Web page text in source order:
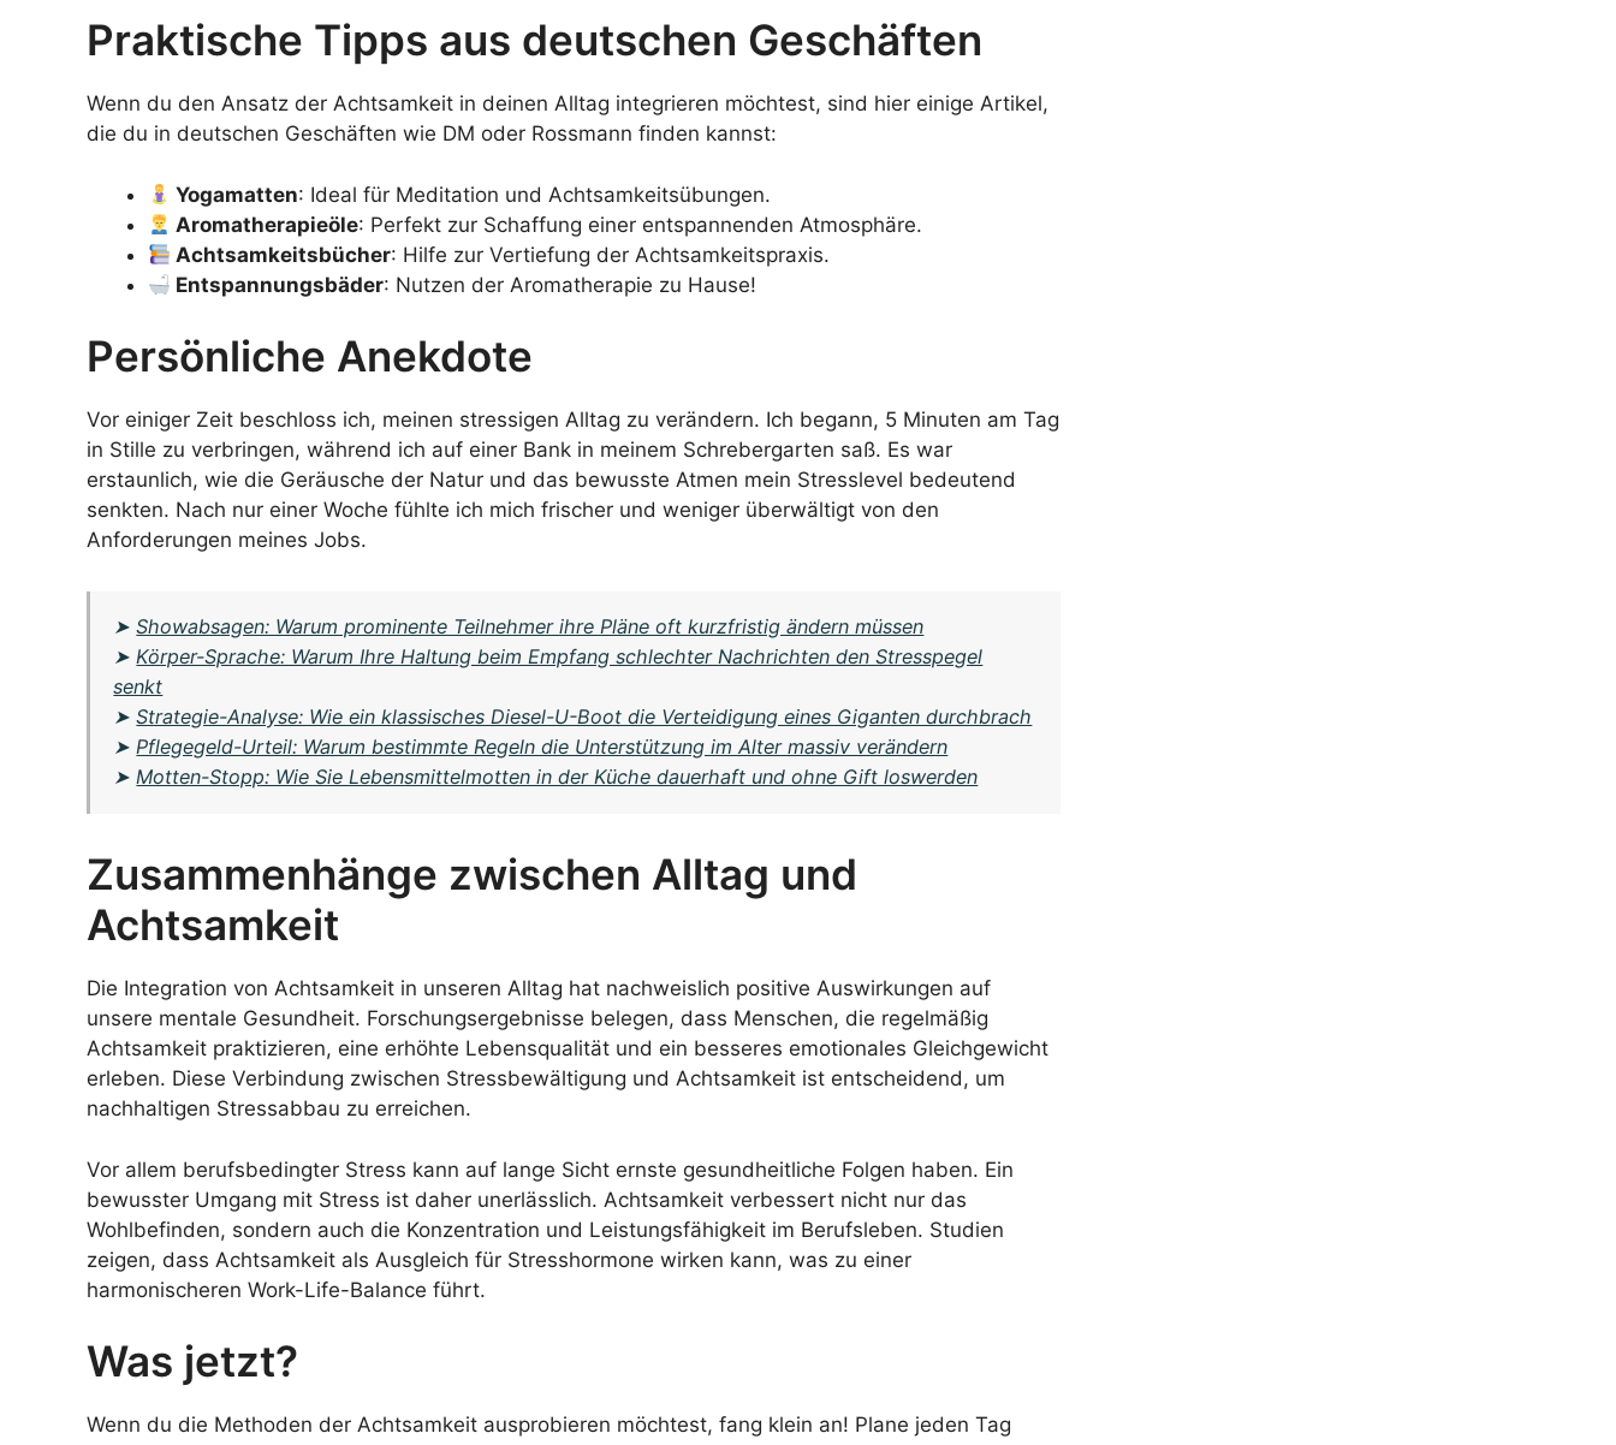
Praktische Tipps aus deutschen Geschäften
Wenn du den Ansatz der Achtsamkeit in deinen Alltag integrieren möchtest, sind hier einige Artikel,
die du in deutschen Geschäften wie DM oder Rossmann finden kannst:
Yogamatten: Ideal für Meditation und Achtsamkeitsübungen.
Aromatherapieöle: Perfekt zur Schaffung einer entspannenden Atmosphäre.
Achtsamkeitsbücher: Hilfe zur Vertiefung der Achtsamkeitspraxis.
Entspannungsbäder: Nutzen der Aromatherapie zu Hause!
Persönliche Anekdote
Vor einiger Zeit beschloss ich, meinen stressigen Alltag zu verändern. Ich begann, 5 Minuten am Tag
in Stille zu verbringen, während ich auf einer Bank in meinem Schrebergarten saß. Es war
erstaunlich, wie die Geräusche der Natur und das bewusste Atmen mein Stresslevel bedeutend
senkten. Nach nur einer Woche fühlte ich mich frischer und weniger überwältigt von den
Anforderungen meines Jobs.
➤Showabsagen: Warum prominente Teilnehmer ihre Pläne oft kurzfristig ändern müssen
➤Körper-Sprache: Warum Ihre Haltung beim Empfang schlechter Nachrichten den Stresspegel
senkt
➤Strategie-Analyse: Wie ein klassisches Diesel-U-Boot die Verteidigung eines Giganten durchbrach
➤Pflegegeld-Urteil: Warum bestimmte Regeln die Unterstützung im Alter massiv verändern
➤Motten-Stopp: Wie Sie Lebensmittelmotten in der Küche dauerhaft und ohne Gift loswerden
Zusammenhänge zwischen Alltag und
Achtsamkeit
Die Integration von Achtsamkeit in unseren Alltag hat nachweislich positive Auswirkungen auf
unsere mentale Gesundheit. Forschungsergebnisse belegen, dass Menschen, die regelmäßig
Achtsamkeit praktizieren, eine erhöhte Lebensqualität und ein besseres emotionales Gleichgewicht
erleben. Diese Verbindung zwischen Stressbewältigung und Achtsamkeit ist entscheidend, um
nachhaltigen Stressabbau zu erreichen.
Vor allem berufsbedingter Stress kann auf lange Sicht ernste gesundheitliche Folgen haben. Ein
bewusster Umgang mit Stress ist daher unerlässlich. Achtsamkeit verbessert nicht nur das
Wohlbefinden, sondern auch die Konzentration und Leistungsfähigkeit im Berufsleben. Studien
zeigen, dass Achtsamkeit als Ausgleich für Stresshormone wirken kann, was zu einer
harmonischeren Work-Life-Balance führt.
Was jetzt?
Wenn du die Methoden der Achtsamkeit ausprobieren möchtest, fang klein an! Plane jeden Tag